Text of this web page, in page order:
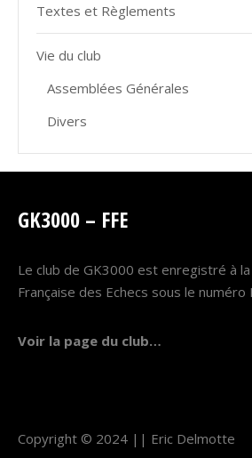
Textes et Règlements
Vie du club
Assemblées Générales
Divers
GK3000 – FFE
Le club de GK3000 est enregistré à
Française des Echecs sous le numéro
Voir la page du club…
Copyright © 2024 || Eric Delmotte